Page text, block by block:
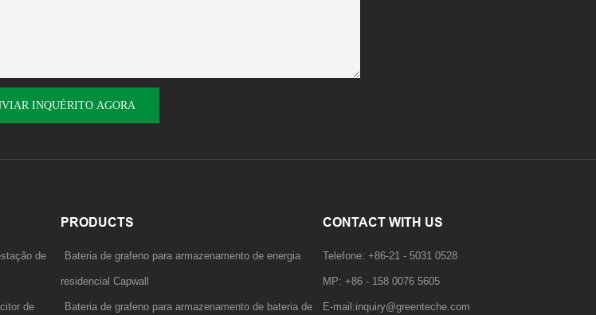
INQUÉRITO AGORA
de
de
PRODUCTS
Bateria de grafeno para armazenamento de energia
residencial Capwall
Bateria de grafeno para armazenamento de bateria de
CONTACT WITH US
Telefone: +86-21 - 5031 0528
MP: +86 - 158 0076 5605
E-mail:inquiry@greenteche.com